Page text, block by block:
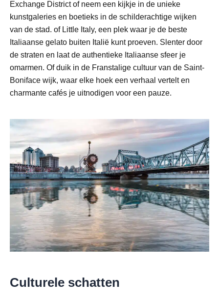
Exchange District of neem een kijkje in de unieke
kunstgaleries en boetieks in de schilderachtige wijken
van de stad. of Little Italy, een plek waar je de beste
Italiaanse gelato buiten Italië kunt proeven. Slenter door
de straten en laat de authentieke Italiaanse sfeer je
omarmen. Of duik in de Franstalige cultuur van de Saint-
Boniface wijk, waar elke hoek een verhaal vertelt en
charmante cafés je uitnodigen voor een pauze.
Culturele schatten